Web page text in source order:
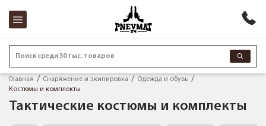
Поиск среди 30 тыс. товаров
Главная Снаряжение и экипировка
Одежда и обувь
Костюмы и комплекты
Тактические костюмы и комплекты